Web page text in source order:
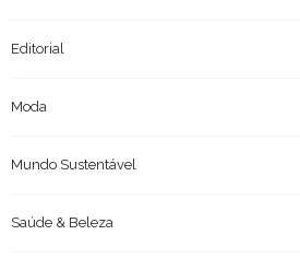
Editorial
Moda
Mundo Sustentável
Saúde & Beleza